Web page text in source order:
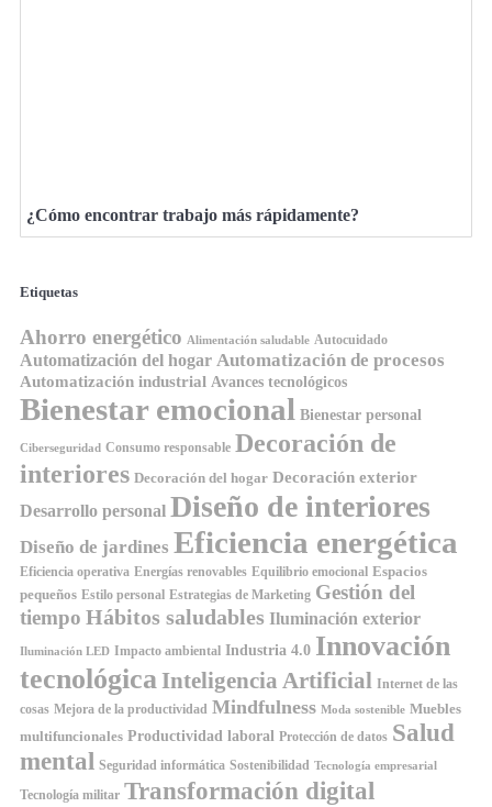
¿Cómo encontrar trabajo más rápidamente?
Etiquetas
Ahorro energético Alimentación saludable Autocuidado
Automatización del hogar Automatización de procesos
Automatización industrial Avances tecnológicos
Bienestar emocional Bienestar personal
Ciberseguridad Consumo responsable Decoración de
interiores Decoración del hogar Decoración exterior
Desarrollo personal Diseño de interiores
Diseño de jardines Eficiencia energética
Eficiencia operativa Energías renovables Equilibrio emocional Espacios
pequeños Estilo personal Estrategias de Marketing Gestión del
tiempo Hábitos saludables Iluminación exterior
Iluminación LED Impacto ambiental Industria 4.0 Innovación
tecnológica Inteligencia Artificial Internet de las
cosas Mejora de la productividad Mindfulness Moda sostenible Muebles
multifuncionales Productividad laboral Protección de datos Salud
mental Seguridad informática Sostenibilidad Tecnología empresarial
Tecnología militar Transformación digital